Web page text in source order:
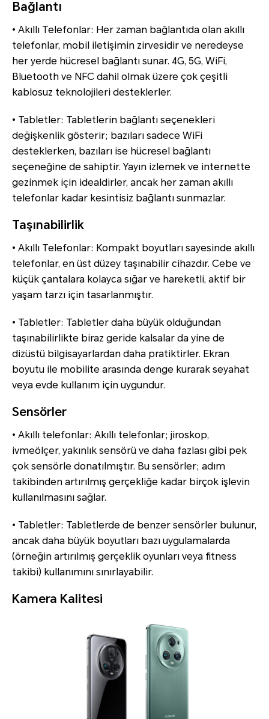
Bağlantı
• Akıllı Telefonlar: Her zaman bağlantıda olan akıllı
telefonlar, mobil iletişimin zirvesidir ve neredeyse
her yerde hücresel bağlantı sunar. 4G, 5G, WiFi,
Bluetooth ve NFC dahil olmak üzere çok çeşitli
kablosuz teknolojileri desteklerler.
• Tabletler: Tabletlerin bağlantı seçenekleri
değişkenlik gösterir; bazıları sadece WiFi
desteklerken, bazıları ise hücresel bağlantı
seçeneğine de sahiptir. Yayın izlemek ve internette
gezinmek için idealdirler, ancak her zaman akıllı
telefonlar kadar kesintisiz bağlantı sunmazlar.
Taşınabilirlik
• Akıllı Telefonlar: Kompakt boyutları sayesinde akıllı
telefonlar, en üst düzey taşınabilir cihazdır. Cebe ve
küçük çantalara kolayca sığar ve hareketli, aktif bir
yaşam tarzı için tasarlanmıştır.
• Tabletler: Tabletler daha büyük olduğundan
taşınabilirlikte biraz geride kalsalar da yine de
dizüstü bilgisayarlardan daha pratiktirler. Ekran
boyutu ile mobilite arasında denge kurarak seyahat
veya evde kullanım için uygundur.
Sensörler
• Akıllı telefonlar: Akıllı telefonlar; jiroskop,
ivmeölçer, yakınlık sensörü ve daha fazlası gibi pek
çok sensörle donatılmıştır. Bu sensörler; adım
takibinden artırılmış gerçekliğe kadar birçok işlevin
kullanılmasını sağlar.
• Tabletler: Tabletlerde de benzer sensörler bulunur,
ancak daha büyük boyutları bazı uygulamalarda
(örneğin artırılmış gerçeklik oyunları veya fitness
takibi) kullanımını sınırlayabilir.
Kamera Kalitesi